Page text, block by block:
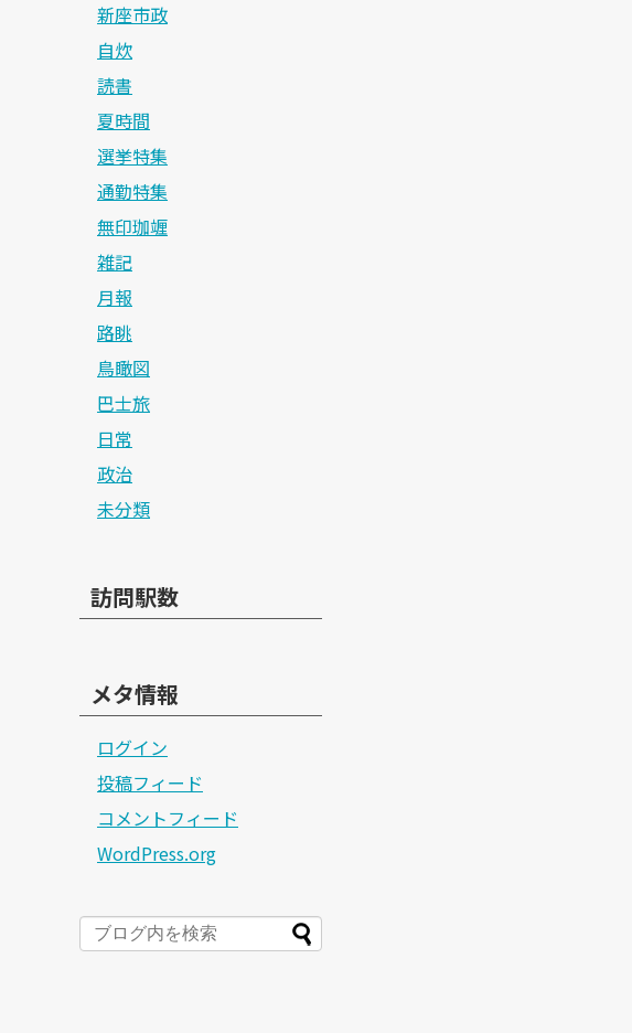
新座市政
自炊
読書
夏時間
選挙特集
通勤特集
無印珈竰
雑記
月報
路眺
鳥瞰図
巴士旅
日常
政治
未分類
訪問駅数
メタ情報
ログイン
投稿フィード
コメントフィード
WordPress.org